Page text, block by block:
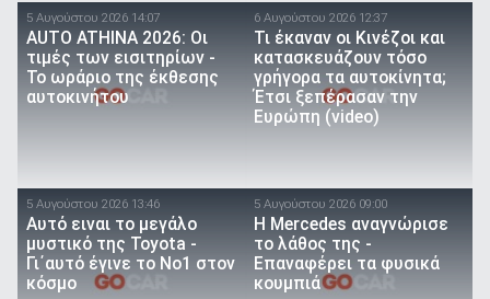
5 Αυγούστου 2026 14:07
AUTO ATHINA 2026: Οι
τιμές των εισιτηρίων -
Το ωράριο της έκθεσης
αυτοκινήτου
6 Αυγούστου 2026 12:37
Τι έκαναν οι Κινέζοι και
κατασκευάζουν τόσο
γρήγορα τα αυτοκίνητα;
Έτσι ξεπέρασαν την
Ευρώπη (video)
5 Αυγούστου 2026 13:46
Αυτό ειναι τo μεγάλο
μυστικό της Toyota -
Γι΄αυτό έγινε το Νο1 στον
κόσμο
5 Αυγούστου 2026 09:00
Η Mercedes αναγνώρισε
το λάθος της -
Επαναφέρει τα φυσικά
κουμπιά